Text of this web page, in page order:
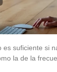
suficiente si
la de la